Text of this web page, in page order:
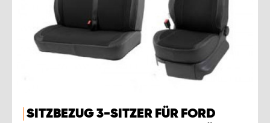
SITZBEZUG 3-SITZER FÜR FORD